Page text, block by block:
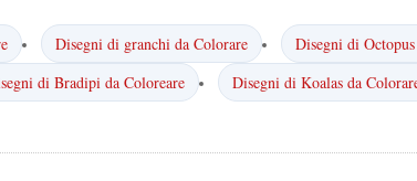
Disegni di granchi da Colorare
Disegni di
di Bradipi da Coloreare Disegni di Koalas da